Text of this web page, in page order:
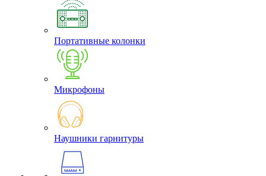
Портативные колонки
Микрофоны
Наушники гарнитуры